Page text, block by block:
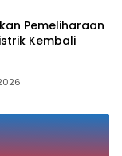
Pemeliharaan
Kembali